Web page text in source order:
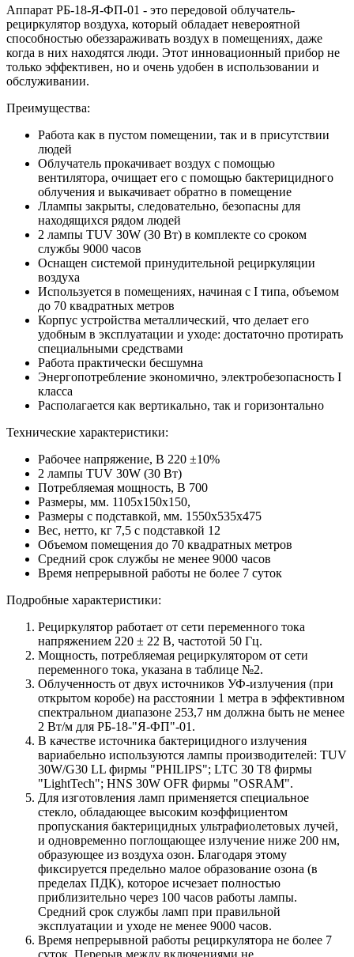
Аппарат РБ-18-Я-ФП-01 - это передовой облучатель-
рециркулятор воздуха, который обладает невероятной
способностью обеззараживать воздух в помещениях, даже
когда в них находятся люди. Этот инновационный прибор не
только эффективен, но и очень удобен в использовании и
обслуживании.
Преимущества:
Работа как в пустом помещении, так и в присутствии
людей
Облучатель прокачивает воздух с помощью
вентилятора, очищает его с помощью бактерицидного
облучения и выкачивает обратно в помещение
Ллампы закрыты, следовательно, безопасны для
находящихся рядом людей
2 лампы TUV 30W (30 Вт) в комплекте со сроком
службы 9000 часов
Оснащен системой принудительной рециркуляции
воздуха
Используется в помещениях, начиная с I типа, объемом
до 70 квадратных метров
Корпус устройства металлический, что делает его
удобным в эксплуатации и уходе: достаточно протирать
специальными средствами
Работа практически бесшумна
Энергопотребление экономично, электробезопасность I
класса
Располагается как вертикально, так и горизонтально
Технические характеристики:
Рабочее напряжение, В 220 ±10%
2 лампы TUV 30W (30 Вт)
Потребляемая мощность, В 700
Размеры, мм. 1105х150х150,
Размеры с подставкой, мм. 1550х535х475
Вес, нетто, кг 7,5 с подставкой 12
Объемом помещения до 70 квадратных метров
Средний срок службы не менее 9000 часов
Время непрерывной работы не более 7 суток
Подробные характеристики:
Рециркулятор работает от сети переменного тока
напряжением 220 ± 22 В, частотой 50 Гц.
Мощность, потребляемая рециркулятором от сети
переменного тока, указана в таблице №2.
Облученность от двух источников УФ-излучения (при
открытом коробе) на расстоянии 1 метра в эффективном
спектральном диапазоне 253,7 нм должна быть не менее
2 Вт/м для РБ-18-"Я-ФП"-01.
В качестве источника бактерицидного излучения
вариабельно используются лампы производителей: TUV
30W/G30 LL фирмы "PHILIPS"; LTC 30 T8 фирмы
"LightTech"; HNS 30W OFR фирмы "OSRAM".
Для изготовления ламп применяется специальное
стекло, обладающее высоким коэффициентом
пропускания бактерицидных ультрафиолетовых лучей,
и одновременно поглощающее излучение ниже 200 нм,
образующее из воздуха озон. Благодаря этому
фиксируется предельно малое образование озона (в
пределах ПДК), которое исчезает полностью
приблизительно через 100 часов работы лампы.
Средний срок службы ламп при правильной
эксплуатации и уходе не менее 9000 часов.
Время непрерывной работы рециркулятора не более 7
суток. Перерыв между включениями не